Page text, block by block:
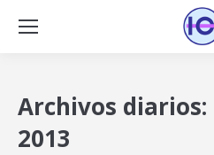
Archivos diarios:
2013